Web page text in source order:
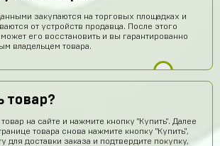
закупаются на торговых площадках и
от устройств продавца. После этого
его восстановить и вы гарантированно
владельцем товара.
товар?
на сайте и нажмите кнопку "Купить". Далее
товара снова нажмите кнопку "Купить",
для доставки заказа и подтвердите покупку,